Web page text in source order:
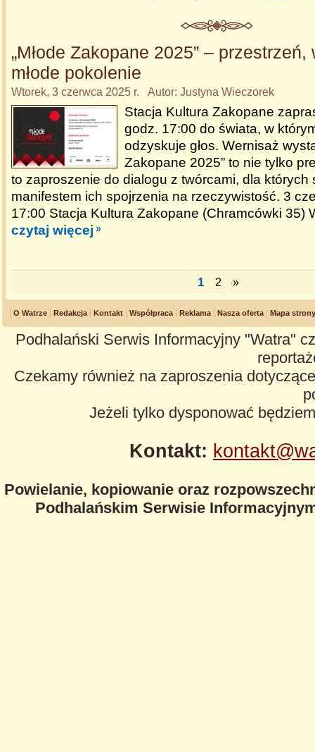
„Młode Zakopane 2025” –
młode pokolenie
Wtorek, 3 czerwca 2025 r. Autor: Justyna Wieczorek
Stacja Kultura Zakopane
godz. 17:00 do świata, w
odzyskuje głos. Wernisaż
Zakopane 2025” to nie tylko
to zaproszenie do dialogu z twórcami, dla których
manifestem ich spojrzenia na rzeczywistość. 3
17:00 Stacja Kultura Zakopane (Chramcówki 35)
czytaj więcej
1 2 »
O Watrze Redakcja Kontakt Współpraca Reklama Nasza oferta Mapa strony
Podhalański Serwis Informacyjny "Watra"
Czekamy również na zaproszenia
Jeżeli tylko dysponować
Kontakt:
Powielanie, kopiowanie oraz
Podhalańskim Serwisie